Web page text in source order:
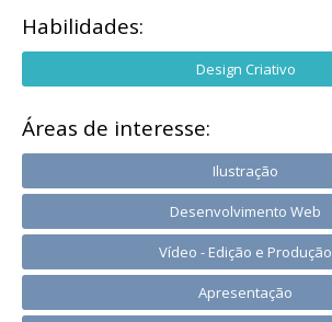
Habilidades:
Design Criativo
Áreas de interesse:
Ilustração
Desenvolvimento Web
Vídeo - Edição e Produção
Apresentação